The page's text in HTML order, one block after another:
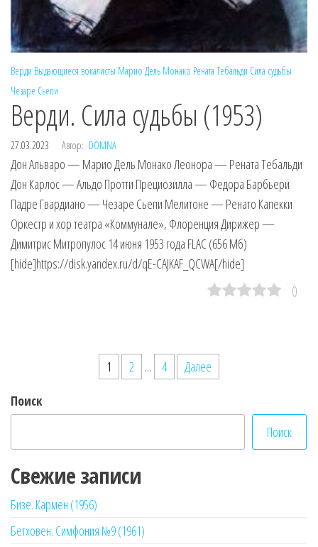
Верди Выдающиеся вокалисты Марио Дель Монако Рената Тебальди Сила судьбы
Чезаре Сьепи
Верди. Сила судьбы (1953)
27.03.2023 Автор: DOMNA
Дон Альваро — Марио Дель Монако Леонора — Рената Тебальди
Дон Карлос — Альдо Протти Прециозилла — Федора Барбьери
Падре Гвардиано — Чезаре Сьепи Мелитоне — Ренато Капекки
Оркестр и хор театра «Коммунале», Флоренция Дирижер —
Димитрис Митропулос 14 июня 1953 года FLAC (656 Мб)
[hide]https://disk.yandex.ru/d/qE-CAJKAF_QCWA[/hide]
0
записей
1 2 … 4
Далее
Поиск
Поиск
Свежие записи
Бизе. Кармен (1956)
Бетховен. Симфония №9 (1961)